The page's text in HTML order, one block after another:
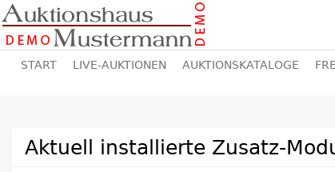
START LIVE-AUKTIONEN AUKTIONSKATALOGE
Aktuell installierte Zusatz-